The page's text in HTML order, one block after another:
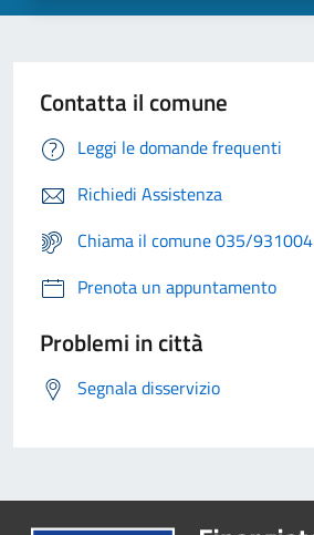
Contatta il comune
Leggi le domande frequenti
Richiedi Assistenza
Chiama il comune 035/931004
Prenota un appuntamento
Problemi in città
Segnala disservizio